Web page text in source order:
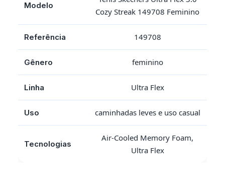
Modelo
Cozy Streak 149708 Feminino
Referência 149708
Gênero feminino
Linha Ultra Flex
Uso caminhadas leves e uso casual
Tecnologias
Air-Cooled Memory Foam,
Ultra Flex